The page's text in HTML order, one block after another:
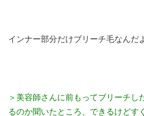
インナー部分だけブリーチ毛なんだ
＞美容師さんに前もってブリーチし
るのか聞いたところ、できるけどす